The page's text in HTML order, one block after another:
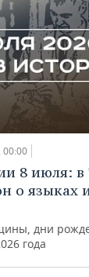
8 июля: в
о языках
дни
года